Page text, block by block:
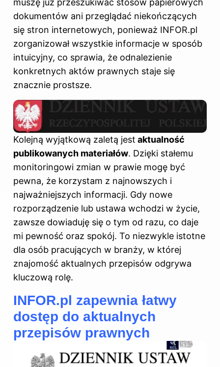
muszę już przeszukiwać stosów papierowych
dokumentów ani przeglądać niekończących
się stron internetowych, ponieważ INFOR.pl
zorganizował wszystkie informacje w sposób
intuicyjny, co sprawia, że odnalezienie
konkretnych aktów prawnych staje się
znacznie prostsze.
Kolejną wyjątkową zaletą jest aktualność
publikowanych materiałów. Dzięki stałemu
monitoringowi zmian w prawie mogę być
pewna, że korzystam z najnowszych i
najważniejszych informacji. Gdy nowe
rozporządzenie lub ustawa wchodzi w życie,
zawsze dowiaduję się o tym od razu, co daje
mi pewność oraz spokój. To niezwykle istotne
dla osób pracujących w branży, w której
znajomość aktualnych przepisów odgrywa
kluczową rolę.
INFOR.pl zapewnia łatwy
dostęp do aktualnych
przepisów prawnych